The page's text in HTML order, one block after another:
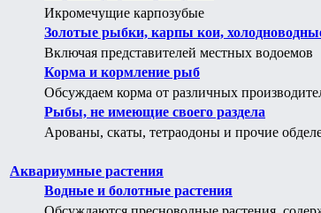
Икромечущие карпозубые
Золотые рыбки, карпы кои,
Включая представителей местных водоемов
Корма и кормление рыб
Обсуждаем корма от различных
Рыбы, не имеющие своего раздела
Арованы, скаты, тетраодоны и прочие
Аквариумные растения
Водные и болотные растения